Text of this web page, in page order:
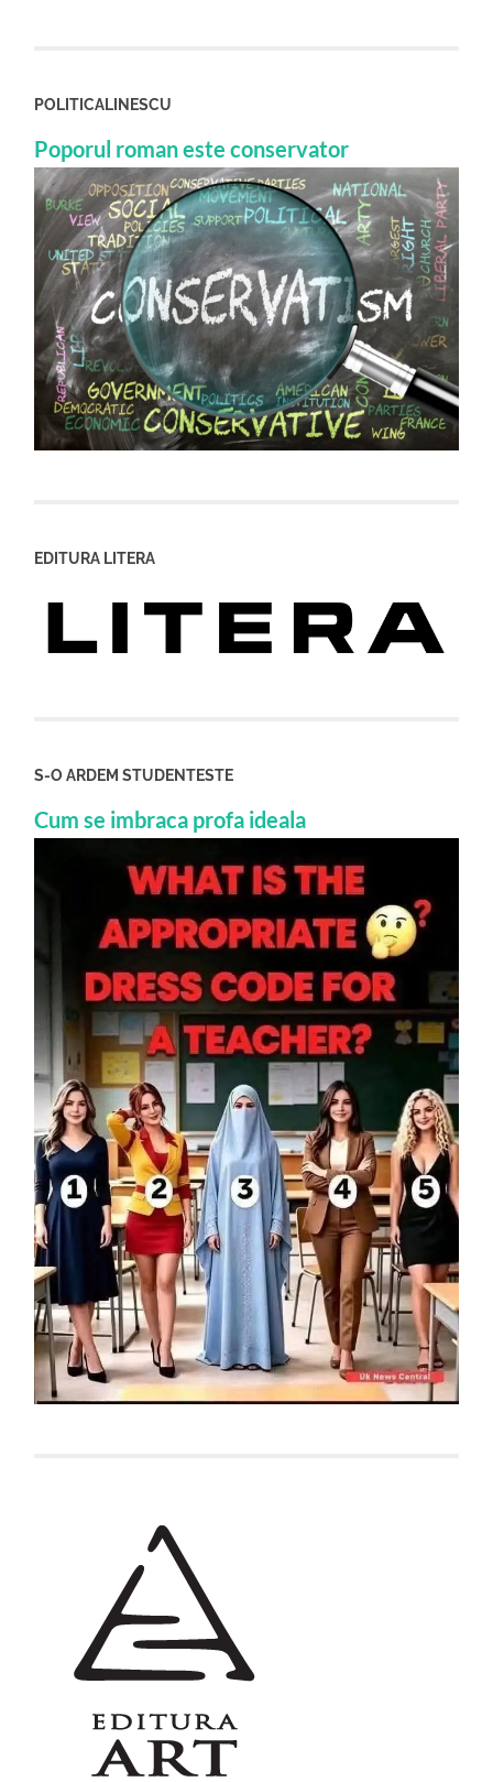
POLITICALINESCU
Poporul roman este conservator
EDITURA LITERA
S-O ARDEM STUDENTESTE
Cum se imbraca profa ideala